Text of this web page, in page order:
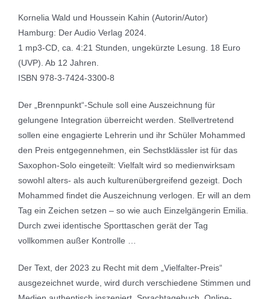
Kornelia Wald und Houssein Kahin (Autorin/Autor)
Hamburg: Der Audio Verlag 2024.
1 mp3-CD, ca. 4:21 Stunden, ungekürzte Lesung. 18 Euro
(UVP). Ab 12 Jahren.
ISBN 978-3-7424-3300-8
Der „Brennpunkt“-Schule soll eine Auszeichnung für
gelungene Integration überreicht werden. Stellvertretend
sollen eine engagierte Lehrerin und ihr Schüler Mohammed
den Preis entgegennehmen, ein Sechstklässler ist für das
Saxophon-Solo eingeteilt: Vielfalt wird so medienwirksam
sowohl alters- als auch kulturenübergreifend gezeigt. Doch
Mohammed findet die Auszeichnung verlogen. Er will an dem
Tag ein Zeichen setzen – so wie auch Einzelgängerin Emilia.
Durch zwei identische Sporttaschen gerät der Tag
vollkommen außer Kontrolle …
Der Text, der 2023 zu Recht mit dem „Vielfalter-Preis“
ausgezeichnet wurde, wird durch verschiedene Stimmen und